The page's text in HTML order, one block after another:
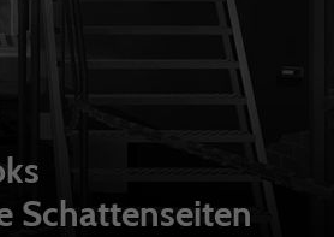
Schattenseiten